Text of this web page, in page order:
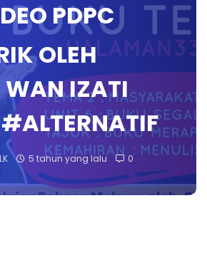
PDPC
OLEH
WAN IZATI
5 tahun yang lalu 0